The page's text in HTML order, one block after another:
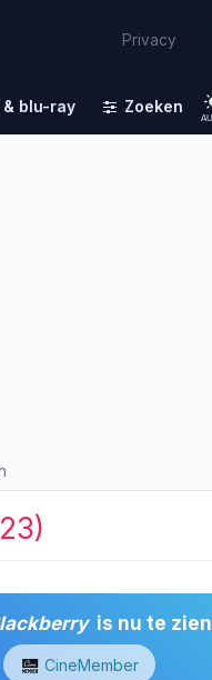
Privacy
& blu-ray Zoeken
is nu te
CineMember